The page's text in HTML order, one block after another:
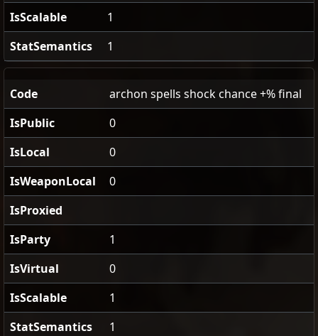
IsScalable
1
StatSemantics
1
Code
archon spells shock chance +% final
IsPublic
0
IsLocal
0
IsWeaponLocal
0
IsProxied
IsParty
1
IsVirtual
0
IsScalable
1
StatSemantics
1